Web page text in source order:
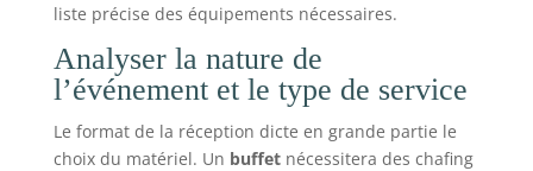
liste précise des équipements nécessaires.
Analyser la nature de
l’événement et le type de service
Le format de la réception dicte en grande partie le
choix du matériel. Un buffetnécessitera des chafing